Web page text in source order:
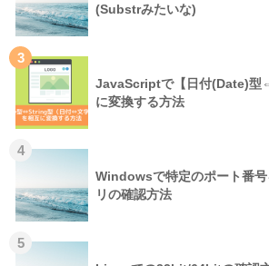
(Substrみたいな)
3
JavaScriptで【日付(Date)型
に変換する方法
4
Windowsで特定のポート番
リの確認方法
5